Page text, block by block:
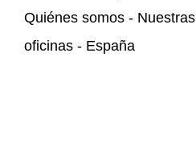
Quiénes somos - Nuestras
oficinas - España